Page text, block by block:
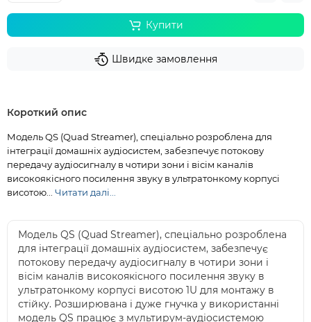
Купити
Швидке замовлення
Короткий опис
Модель QS (Quad Streamer), спеціально розроблена для
інтеграції домашніх аудіосистем, забезпечує потокову
передачу аудіосигналу в чотири зони і вісім каналів
високоякісного посилення звуку в ультратонкому корпусі
висотою... Читати далі...
Модель QS (Quad Streamer), спеціально розроблена
для інтеграції домашніх аудіосистем, забезпечує
потокову передачу аудіосигналу в чотири зони і
вісім каналів високоякісного посилення звуку в
ультратонкому корпусі висотою 1U для монтажу в
стійку. Розширювана і дуже гнучка у використанні
модель QS працює з мультирум-аудіосистемою